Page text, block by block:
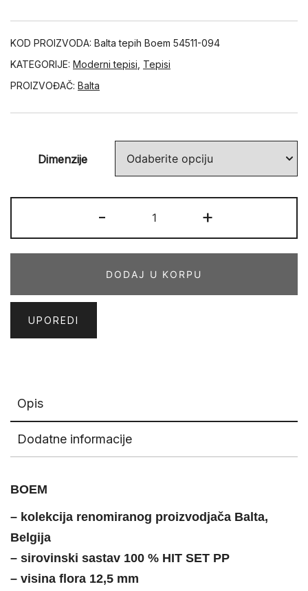
KOD PROIZVODA: Balta tepih Boem 54511-094
KATEGORIJE: Moderni tepisi Tepisi
PROIZVOĐAČ: Balta
Dimenzije
-
54511-
094
+
DODAJ U KORPU
UPOREDI
Opis
Dodatne informacije
BOEM
– kolekcija renomiranog proizvodjača Balta,
Belgija
– sirovinski sastav 100 % HIT SET PP
– visina flora 12,5 mm